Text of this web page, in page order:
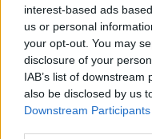
interest-based ads
us or personal
your opt-out. You may
disclosure of your
IAB’s list of
also be disclosed by us
Downstream Participants